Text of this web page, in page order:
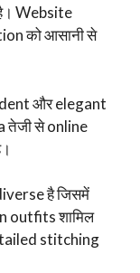
Website
को आसानी से
और elegant
तेजी से online
है जिसमें
outfits शामिल
stitching